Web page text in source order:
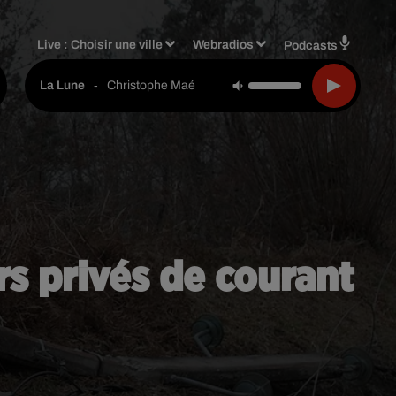
Live :Choisir une ville Webradios Podcasts
La Lune - Christophe Maé
privés de courant